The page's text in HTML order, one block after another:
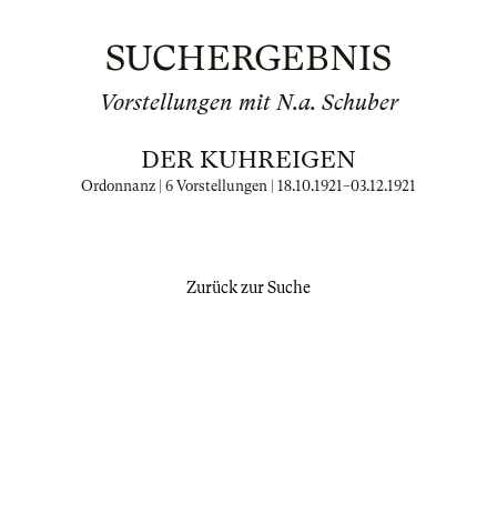
SUCHERGEBNIS
Vorstellungen mit N.a. Schuber
DER KUHREIGEN
Ordonnanz | 6 Vorstellungen | 18.10.1921–03.12.1921
Zurück zur Suche